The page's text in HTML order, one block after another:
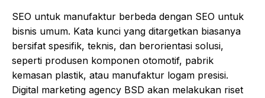
SEO untuk manufaktur berbeda dengan SEO untuk
bisnis umum. Kata kunci yang ditargetkan biasanya
bersifat spesifik, teknis, dan berorientasi solusi,
seperti produsen komponen otomotif, pabrik
kemasan plastik, atau manufaktur logam presisi.
Digital marketing agency BSD akan melakukan riset